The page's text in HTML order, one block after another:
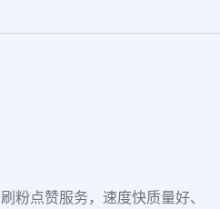
粉点赞服务，速度快质量好、